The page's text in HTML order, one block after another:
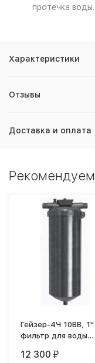
протечка воды.
Характеристики
Отзывы
Доставка и оплата
Рекомендуем
Гейзер-4Ч 10BB, 1"
фильтр для воды
магистральный
12 300 ₽